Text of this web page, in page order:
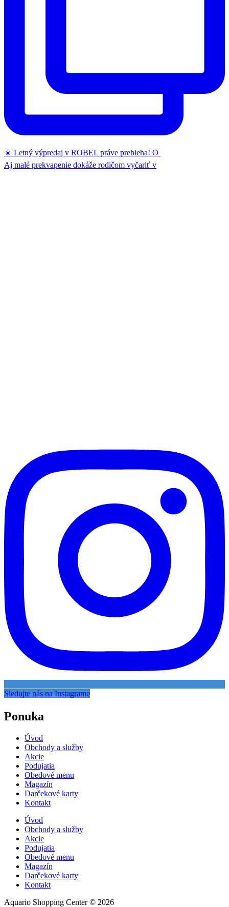
☀️ Letný výpredaj v ROBEL práve prebieha! O
Aj malé prekvapenie dokáže rodičom vyčariť v
Sledujte nás na Instagrame
Ponuka
Úvod
Obchody a služby
Akcie
Podujatia
Obedové menu
Magazín
Darčekové karty
Kontakt
Úvod
Obchody a služby
Akcie
Podujatia
Obedové menu
Magazín
Darčekové karty
Kontakt
Aquario Shopping Center © 2026